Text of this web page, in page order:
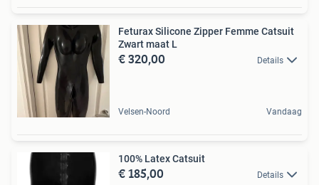
Feturax Silicone Zipper Femme Catsuit
Zwart maat L
€ 320,00 Details
Velsen-Noord Vandaag
100% Latex Catsuit
€ 185,00 Details